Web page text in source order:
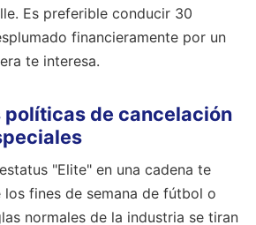
Es preferible conducir 30
financieramente por un
te interesa.
políticas de cancelación
"Elite" en una cadena te
fines de semana de fútbol o
normales de la industria se tiran